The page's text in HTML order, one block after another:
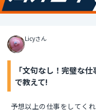
Licyさん
「文句なし！完璧な
で教えて!
予想以上の仕事をしてく